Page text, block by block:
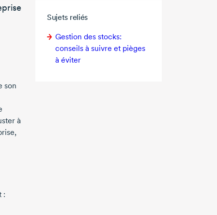
Sujets reliés
Gestion des stocks:
conseils à suivre et pièges
à éviter
son
à
: